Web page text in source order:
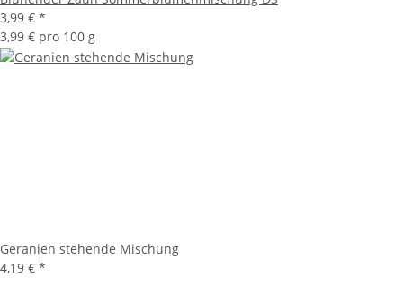
3,99 € *
3,99 € pro 100 g
Geranien stehende Mischung
4,19 € *